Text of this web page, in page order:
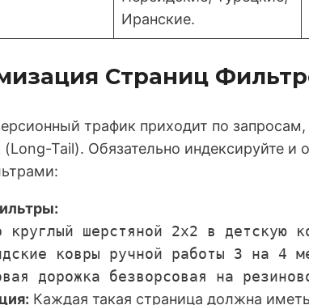
Иранские.
Страниц
трафик приходит по
(Long-Tail). Обязательно индексируйте и
круглый шерстяной 2x2 в детскую
ковры ручной работы 3 на 4
дорожка безворсовая на
Каждая такая страница должна